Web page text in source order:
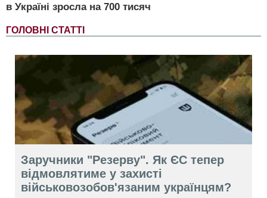
в Україні зросла на 700 тисяч
ГОЛОВНІ СТАТТІ
Заручники "Резерву". Як ЄС тепер
відмовлятиме у захисті
військовозобов'язаним українцям?